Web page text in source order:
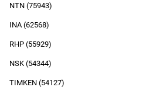
NTN (75943)
INA (62568)
RHP (55929)
NSK (54344)
TIMKEN (54127)